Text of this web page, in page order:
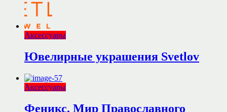
Аксессуары
Ювелирные украшения Svetlov
Аксессуары
Феникс. Мир Православного